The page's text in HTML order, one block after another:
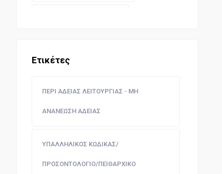
Ετικέτες
ΠΕΡΙ ΑΔΕΙΑΣ ΛΕΙΤΟΥΡΓΙΑΣ - ΜΗ
ΑΝΑΝΕΩΣΗ ΑΔΕΙΑΣ
ΥΠΑΛΛΗΛΙΚΟΣ ΚΩΔΙΚΑΣ/
ΠΡΟΣΟΝΤΟΛΟΓΙΟ/ΠΕΙΘΑΡΧΙΚΟ